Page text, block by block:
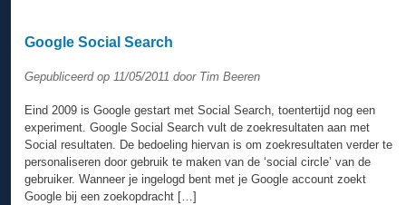
Google Social Search
Gepubliceerd op 11/05/2011 door Tim Beeren
Eind 2009 is Google gestart met Social Search, toentertijd nog een
experiment. Google Social Search vult de zoekresultaten aan met
Social resultaten. De bedoeling hiervan is om zoekresultaten verder te
personaliseren door gebruik te maken van de ‘social circle’ van de
gebruiker. Wanneer je ingelogd bent met je Google account zoekt
Google bij een zoekopdracht […]